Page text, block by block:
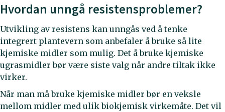
Hvordan unngå resistensproblemer?
Utvikling av resistens kan unngås ved å tenke
integrert plantevern som anbefaler å bruke så lite
kjemiske midler som mulig. Det å bruke kjemiske
ugrasmidler bør være siste valg når andre tiltak ikke
virker.
Når man må bruke kjemiske midler bør en veksle
mellom midler med ulik biokjemisk virkemåte. Det vil